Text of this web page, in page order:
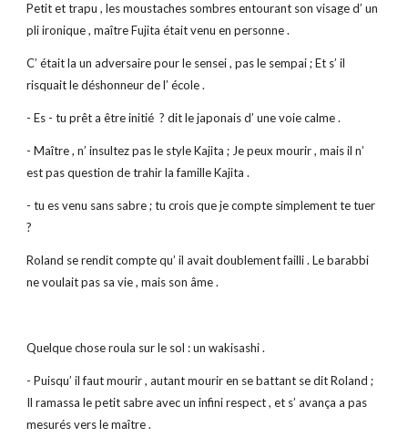
Petit et trapu , les moustaches sombres entourant son visage d’ un
pli ironique , maître Fujita était venu en personne .
C’ était la un adversaire pour le sensei , pas le sempai ; Et s’ il
risquait le déshonneur de l’ école .
- Es - tu prêt a être initié ? dit le japonais d’ une voie calme .
- Maître , n’ insultez pas le style Kajita ; Je peux mourir , mais il n’
est pas question de trahir la famille Kajita .
- tu es venu sans sabre ; tu crois que je compte simplement te tuer
?
Roland se rendit compte qu’ il avait doublement failli . Le barabbi
ne voulait pas sa vie , mais son âme .
Quelque chose roula sur le sol : un wakisashi .
- Puisqu’ il faut mourir , autant mourir en se battant se dit Roland ;
Il ramassa le petit sabre avec un infini respect , et s’ avança a pas
mesurés vers le maître .